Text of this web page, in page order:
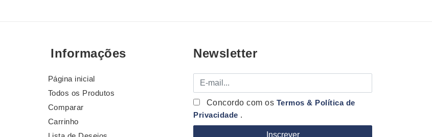
Informações
Página inicial
Todos os Produtos
Comparar
Carrinho
Newsletter
E-mail
Concordo com os Termos & Política de
Privacidade .